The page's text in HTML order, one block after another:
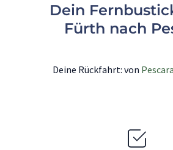
Dein
Fürth nach
Deine Rückfahrt: von